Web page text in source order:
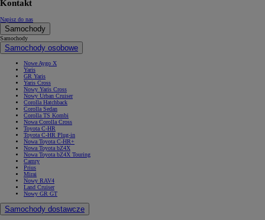
Kontakt
Napisz do nas
Samochody
Samochody
Samochody osobowe
Nowe Aygo X
Yaris
GR Yaris
Yaris Cross
Nowy Yaris Cross
Nowy Urban Cruiser
Corolla Hatchback
Corolla Sedan
Corolla TS Kombi
Nowa Corolla Cross
Toyota C-HR
Toyota C-HR Plug-in
Nowa Toyota C-HR+
Nowa Toyota bZ4X
Nowa Toyota bZ4X Touring
Camry
Prius
Mirai
Nowy RAV4
Land Cruiser
Nowy GR GT
Samochody dostawcze